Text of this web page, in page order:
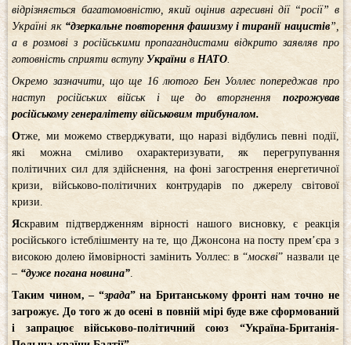
відрізняється багатомовністю, який оцінив агресивні дії “росії” в
Україні як “дзеркальне повторення фашизму і тиранії нацистів”,
а в розмові з російськими пропагандистами відкрито заявляв про
готовність сприяти вступу Українив НАТО
Окремо зазначити, що ще 16 лютого Бен Уоллес попереджав про
наступ російських військ і ще до вторгнення погрожував
російському генералітету військовим трибуналом.
Отже, ми можемо стверджувати, що наразі відбулись певні події,
які можна сміливо охарактеризувати, як перегрупування
політичних сил для здійснення, на фоні загострення енергетичної
кризи, військово-політичних контрударів по джерелу світової
кризи.
Яскравим підтвердженням вірності нашого висновку, є реакція
російського істеблішменту на те, що Джонсона на посту прем’єра з
високою долею ймовірності замінить Уоллес: в “москві” назвали це
– “дуже погана новина”
Таким чином, – “зрада” на Британському фронті нам точно не
загрожує. До того ж до осені в повній мірі буде вже сформований
і запрацює військово-політичний союз “Україна-Британія-